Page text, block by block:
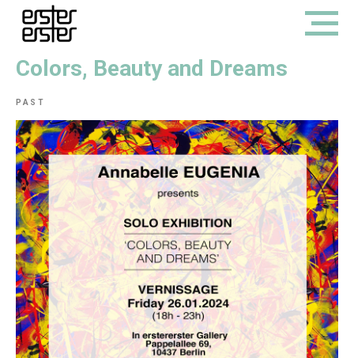
Colors, Beauty and Dreams
PAST